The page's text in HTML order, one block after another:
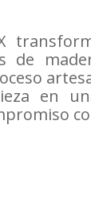
de
en